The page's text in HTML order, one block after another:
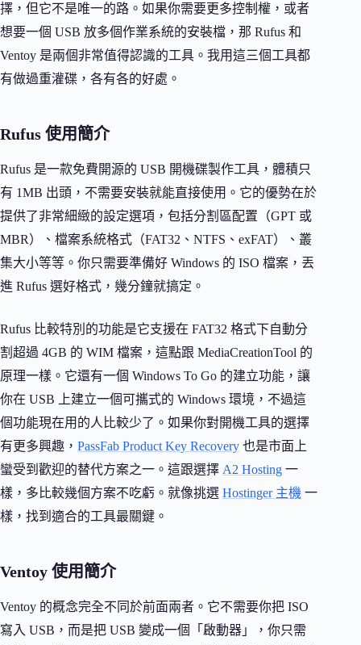
擇，但它不是唯一的路。如果你需要更多控制權，或者
想要一個 USB 放多個作業系統的安裝檔，那 Rufus 和
Ventoy 是兩個非常值得認識的工具。我用這三個工具都
有做過重灌碟，各有各的好處。
Rufus 使用簡介
Rufus 是一款免費開源的 USB 開機碟製作工具，體積只
有 1MB 出頭，不需要安裝就能直接使用。它的優勢在於
提供了非常細緻的設定選項，包括分割區配置（GPT 或
MBR）、檔案系統格式（FAT32、NTFS、exFAT）、叢
集大小等等。你只需要準備好 Windows 的 ISO 檔案，丟
進 Rufus 選好格式，幾分鐘就搞定。
Rufus 比較特別的功能是它支援在 FAT32 格式下自動分
割超過 4GB 的 WIM 檔案，這點跟 MediaCreationTool 的
原理一樣。它還有一個 Windows To Go 的建立功能，讓
你在 USB 上建立一個可攜式的 Windows 環境，不過這
個功能現在用的人比較少了。如果你對開機工具的選擇
有更多興趣， PassFab Product Key Recovery 也是市面上
蠻受到歡迎的替代方案之一。這跟選擇 A2 Hosting 一
樣，多比較幾個方案不吃虧。就像挑選 Hostinger 主機 一
樣，找到適合的工具最關鍵。
Ventoy 使用簡介
Ventoy 的概念完全不同於前面兩者。它不需要你把 ISO
寫入 USB，而是把 USB 變成一個「啟動器」，你只需